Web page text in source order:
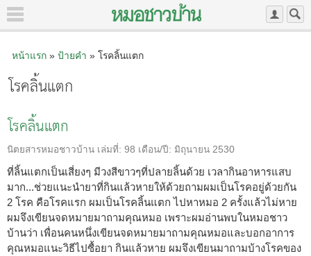
หน้าแรก» ป้ายคำ » โรคลิ้นแตก
โรคลิ้นแตก
โรคลิ้นแตก
นิตยสารหมอชาวบ้าน เล่มที่: 98 เดือน/ปี: มิถุนายน 2530
ที่ลิ้นแตกเป็นเสี่ยงๆ มีวงสีขาวๆที่ปลายลิ้นด้วย เวลากินอาหารแสบ
มาก...ช่วยแนะนำยาที่กินแล้วหายให้ด้วยถามผมเป็นโรคอยู่ด้วยกัน
2 โรค คือโรคแรก ผมเป็นโรคลิ้นแตก ไปหาหมอ 2 ครั้งแล้วไม่หาย
ผมจึงเขียนจดหมายมาถามคุณหมอ เพราะผมอ่านพบในหมอชาว
บ้านว่า เพื่อนคนหนึ่งเขียนจดหมายมาถามคุณหมอและบอกอาการ
คุณหมอแนะวิธีไปซื้อยา กินแล้วหาย ผมจึงเขียนมาถามบ้างโรคของ